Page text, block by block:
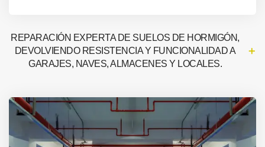
REPARACIÓN EXPERTA DE SUELOS DE HORMIGÓN,
DEVOLVIENDO RESISTENCIA Y FUNCIONALIDAD A
GARAJES, NAVES, ALMACENES Y LOCALES.